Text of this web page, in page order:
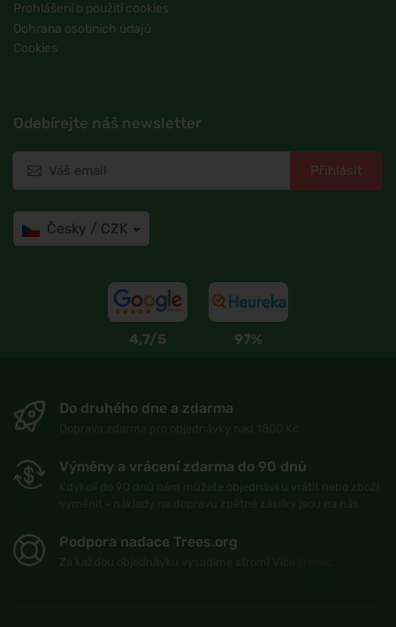
Prohlášení o použití cookies
Ochrana osobních údajů
Cookies
Odebírejte náš newsletter
Přihlásit
Česky / CZK
4,7/5 97%
Do druhého dne a zdarma
Výměny a vrácení zdarma do 90 dnů
Podpora nadace Trees.org